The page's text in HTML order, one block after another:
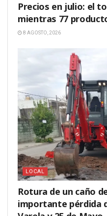
Precios en julio: el
mientras 77
8 AGOSTO, 2026
LOCAL
Rotura de un caño
importante pérdida